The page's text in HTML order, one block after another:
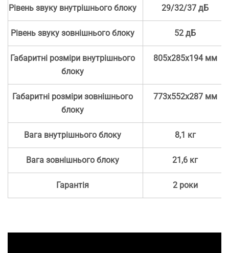
Рівень звуку внутрішнього блоку 29/32/37 дБ
Рівень звуку зовнішнього блоку 52 дБ
Габаритні розміри внутрішнього
блоку
805х285х194 мм
Габаритні розміри зовнішнього
блоку
773х552х287 мм
Вага внутрішнього блоку 8,1 кг
Вага зовнішнього блоку 21,6 кг
Гарантія 2 роки